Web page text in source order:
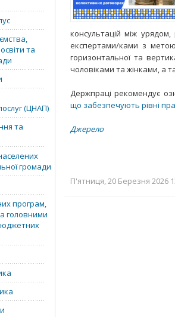
та
(ЦНАП)
та
громади
програм,
головними
консультацій між
експертами/ками з
горизонтальної та
чоловіками та жінками, а
Держпраці рекомендує
що забезпечують рівні
Джерело
П'ятниця, 20 Березня 2026